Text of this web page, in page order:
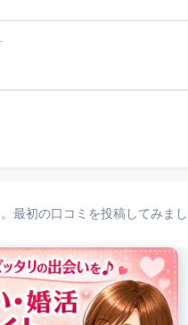
最初の口コミを投稿してみまし